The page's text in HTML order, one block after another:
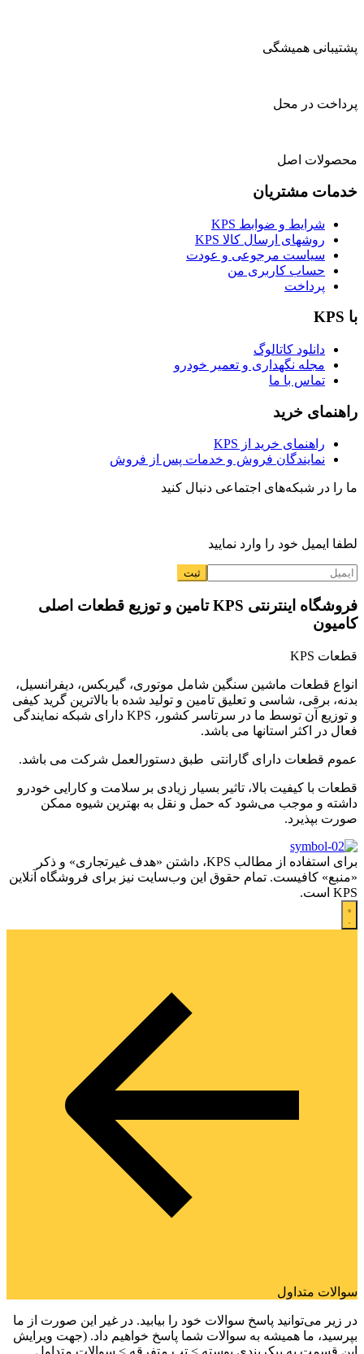
پشتیبانی همیشگی
پرداخت در محل
محصولات اصل
خدمات مشتریان
شرایط و ضوابط KPS
روشهای ارسال کالا KPS
سیاست مرجوعی و عودت
حساب کاربری من
پرداخت
با KPS
دانلود کاتالوگ
مجله نگهداری و تعمیر خودرو
تماس با ما
راهنمای خرید
راهنمای خرید از KPS
نمایندگان فروش و خدمات پس از فروش
ما را در شبکه‌های اجتماعی دنبال کنید
لطفا ایمیل خود را وارد نمایید
فروشگاه اینترنتی KPS تامین و توزیع قطعات اصلی
کامیون
قطعات KPS
انواع قطعات ماشین سنگین شامل موتوری، گیربکس، دیفرانسیل،
بدنه، برقی، شاسی و تعلیق تامین و تولید شده با بالاترین گرید کیفی
و توزیع آن توسط ما در سرتاسر کشور، KPS دارای شبکه نمایندگی
فعال در اکثر استانها می باشد.
عموم قطعات دارای گارانتی طبق دستورالعمل شرکت می باشد.
قطعات با کیفیت بالا، تاثیر بسیار زیادی بر سلامت و کارایی خودرو
داشته و موجب می‌شود که حمل و نقل به بهترین شیوه ممکن
صورت بپذیرد.
برای استفاده از مطالب KPS، داشتن «هدف غیرتجاری» و ذکر
«منبع» کافیست. تمام حقوق اين وب‌سايت نیز برای فروشگاه آنلاین
KPS است.
سوالات متداول
در زیر می‌توانید پاسخ سوالات خود را بیابید. در غیر این صورت از ما
بپرسید، ما همیشه به سوالات شما پاسخ خواهیم داد. (جهت ویرایش
این قسمت به پیکربندی پوسته > تب متفرقه > سوالات متداول